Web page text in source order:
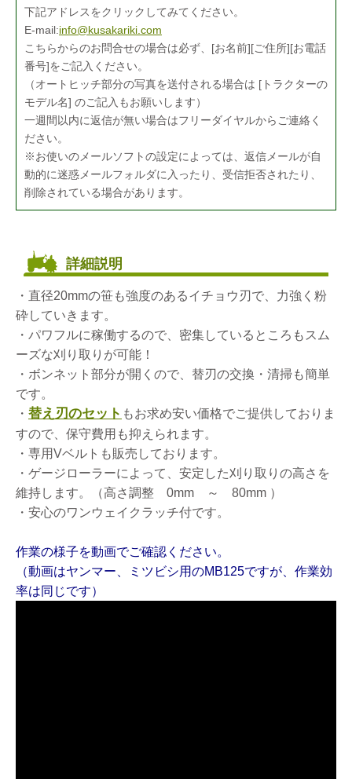
下記アドレスをクリックしてみてください。
E-mail:info@kusakariki.com
こちらからのお問合せの場合は必ず、[お名前][ご住所][お電話
番号]をご記入ください。
（オートヒッチ部分の写真を送付される場合は [トラクターの
モデル名] のご記入もお願いします）
一週間以内に返信が無い場合はフリーダイヤルからご連絡く
ださい。
※お使いのメールソフトの設定によっては、返信メールが自
動的に迷惑メールフォルダに入ったり、受信拒否されたり、
削除されている場合があります。
詳細説明
・直径20mmの笹も強度のあるイチョウ刃で、力強く粉
砕していきます。
・パワフルに稼働するので、密集しているところもスム
ーズな刈り取りが可能！
・ボンネット部分が開くので、替刃の交換・清掃も簡単
です。
・ 替え刃のセット もお求め安い価格でご提供しておりま
すので、保守費用も抑えられます。
・専用Vベルトも販売しております。
・ゲージローラーによって、安定した刈り取りの高さを
維持します。（高さ調整 0mm ～ 80mm ）
・安心のワンウェイクラッチ付です。
作業の様子を動画でご確認ください。
（動画はヤンマー、ミツビシ用のMB125ですが、作業効
率は同じです）